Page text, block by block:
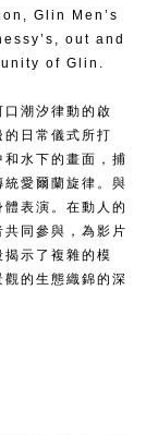
Glin Men’s
out and
of Glin.
潮汐律動的啟
日常儀式所打
水下的畫面，捕
愛爾蘭旋律。與
表演。在動人的
同參與，為影片
示了複雜的模
的生態織錦的深